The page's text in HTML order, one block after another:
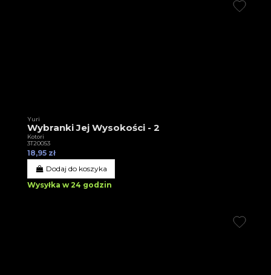
Yuri
Wybranki Jej Wysokości - 2
Kotori
3T20053
18,95 zł
Dodaj do koszyka
Wysyłka w 24 godzin